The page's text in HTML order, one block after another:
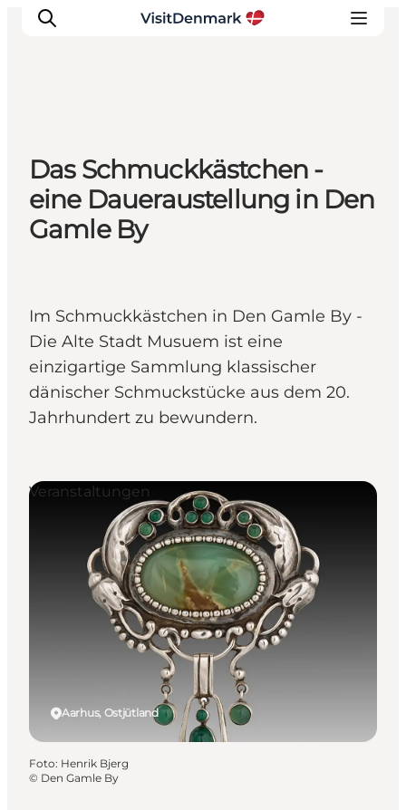
Inspiration
Regionen
Erlebnisse
Unterkünfte
Das Schmuckkästchen -
eine Daueraustellung in Den
Gamle By
Im Schmuckkästchen in Den Gamle By -
Die Alte Stadt Musuem ist eine
einzigartige Sammlung klassischer
dänischer Schmuckstücke aus dem 20.
Jahrhundert zu bewundern.
Aarhus, Ostjütland
Veranstaltungen
Foto: Henrik Bjerg
© Den Gamle By